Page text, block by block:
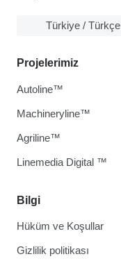
Türkiye / Türkçe
Bilgi
Hüküm ve Koşullar
Gizlilik politikası
Projelerimiz
Autoline™
Machineryline™
Agriline™
Linemedia Digital ™